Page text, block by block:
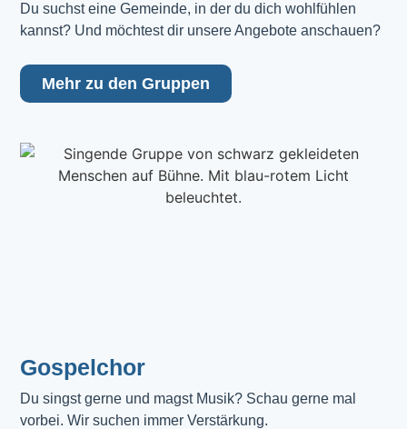
Du suchst eine Gemeinde, in der du dich wohlfühlen
kannst? Und möchtest dir unsere Angebote anschauen?
Mehr zu den Gruppen
Gospelchor
Du singst gerne und magst Musik? Schau gerne mal
vorbei. Wir suchen immer Verstärkung.